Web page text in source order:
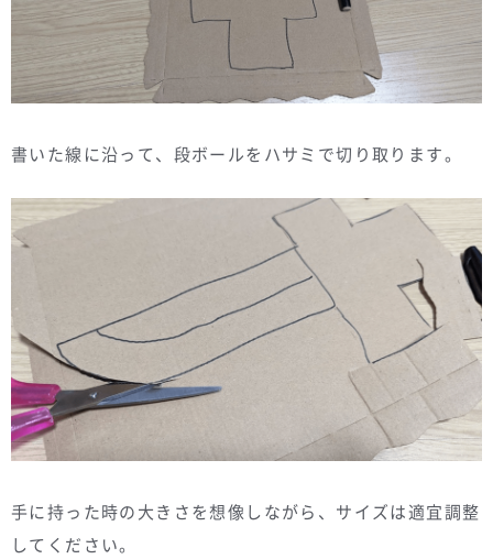
書いた線に沿って、段ボールをハサミで切り取ります。
手に持った時の大きさを想像しながら、サイズは適宜調整
してください。